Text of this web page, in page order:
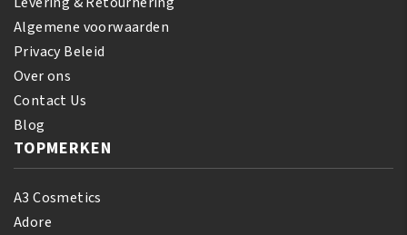
Algemene voorwaarden
Privacy Beleid
Over ons
Contact Us
Blog
TOPMERKEN
A3 Cosmetics
Adore